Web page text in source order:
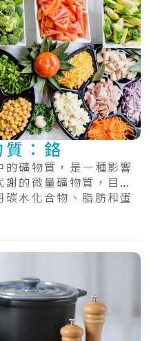
：鉻
礦物質，是一種影響
的微量礦物質，目前
水化合物、脂肪和蛋